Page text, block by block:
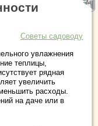
Советы садоводу
увлажнения
теплицы,
рядная
увеличить
расходы.
на даче или в